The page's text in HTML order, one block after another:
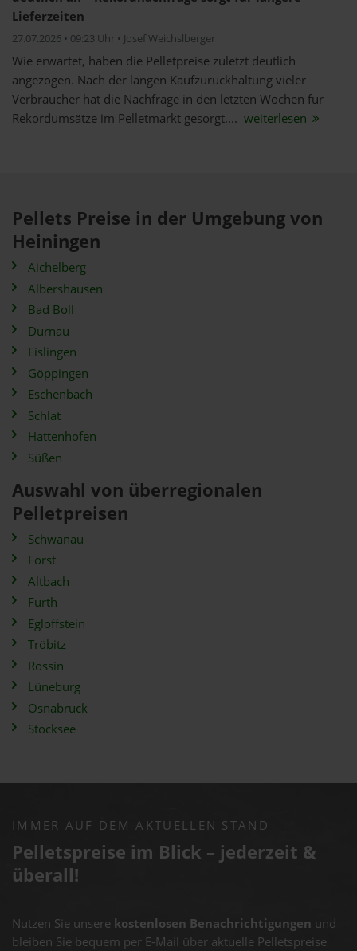
Lieferzeiten
27.07.2026 • 09:23 Uhr • Josef Weichslberger
Wie erwartet, haben die Pelletpreise zuletzt deutlich
angezogen. Nach der langen Kaufzurückhaltung vieler
Verbraucher hat die Nachfrage in den letzten Wochen für
Rekordumsätze im Pelletmarkt gesorgt.... weiterlesen
Pellets Preise in der Umgebung von
Heiningen
Aichelberg
Albershausen
Bad Boll
Dürnau
Eislingen
Göppingen
Eschenbach
Schlat
Hattenhofen
Süßen
Auswahl von überregionalen
Pelletpreisen
Schwanau
Forst
Altbach
Fürth
Egloffstein
Tröbitz
Rossin
Lüneburg
Osnabrück
Stocksee
IMMER AUF DEM AKTUELLEN STAND
Pelletspreise im Blick – jederzeit &
überall!
Nutzen Sie unsere kostenlosen Benachrichtigungen und
bleiben Sie bequem per E-Mail über aktuelle Pelletspreise